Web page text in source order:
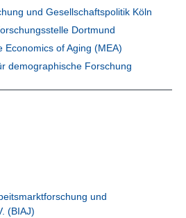
und Gesellschaftspolitik Köln
Dortmund
Economics of Aging (MEA)
demographische Forschung
und
(BIAJ)